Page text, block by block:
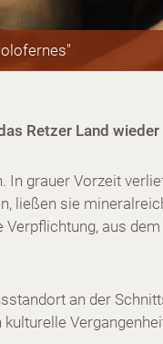
Retzer Land
In grauer Vorzeit
ließen sie
Verpflichtung, aus
an der